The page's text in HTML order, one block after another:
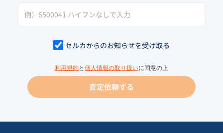
セルカからのお知らせを受け取る
利用規約と 個人情報の取り扱いに同意の上
査定依頼する